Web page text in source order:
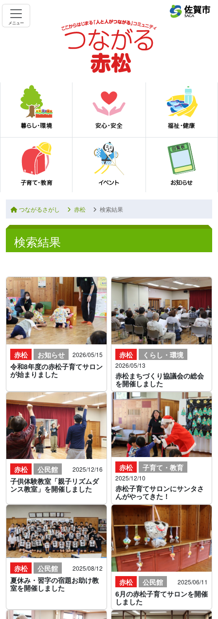
メニュー
つながるさがし 赤松 検索結果
検索結果
赤松 お知らせ 2026/05/15
令和8年度の赤松子育てサロン
が始まりました
赤松 くらし・環境
2026/05/13
赤松まちづくり協議会の総会
を開催しました
赤松 公民館 2025/12/16
子供体験教室「親子リズムダ
ンス教室」を開催しました
赤松 子育て・教育
2025/12/10
赤松子育てサロンにサンタさ
んがやってきた！
赤松 公民館 2025/08/12
夏休み・習字の宿題お助け教
室を開催しました
赤松 公民館 2025/06/11
6月の赤松子育てサロンを開催
しました